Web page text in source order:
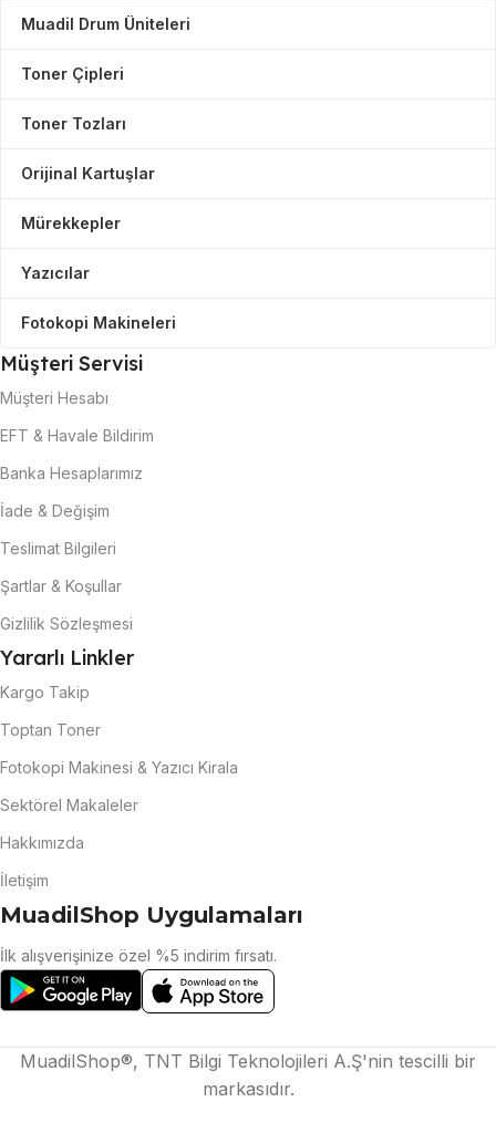
Muadil Drum Üniteleri
Toner Çipleri
Toner Tozları
Orijinal Kartuşlar
Mürekkepler
Yazıcılar
Fotokopi Makineleri
Müşteri Servisi
Müşteri Hesabı
EFT & Havale Bildirim
Banka Hesaplarımız
İade & Değişim
Teslimat Bilgileri
Şartlar & Koşullar
Gizlilik Sözleşmesi
Yararlı Linkler
Kargo Takip
Toptan Toner
Fotokopi Makinesi & Yazıcı Kirala
Sektörel Makaleler
Hakkımızda
İletişim
MuadilShop Uygulamaları
İlk alışverişinize özel %5 indirim fırsatı.
MuadilShop®, TNT Bilgi Teknolojileri A.Ş'nin tescilli bir
markasıdır.